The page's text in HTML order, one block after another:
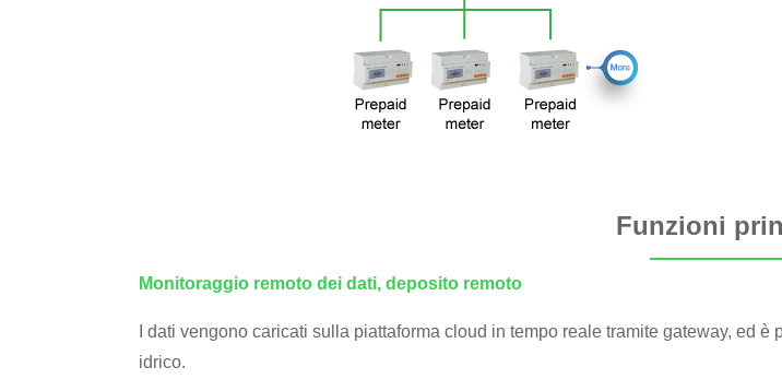
Funzioni
Monitoraggio remoto dei dati, deposito remoto
I dati vengono caricati sulla piattaforma cloud in tempo reale tramite gateway, ed
idrico.